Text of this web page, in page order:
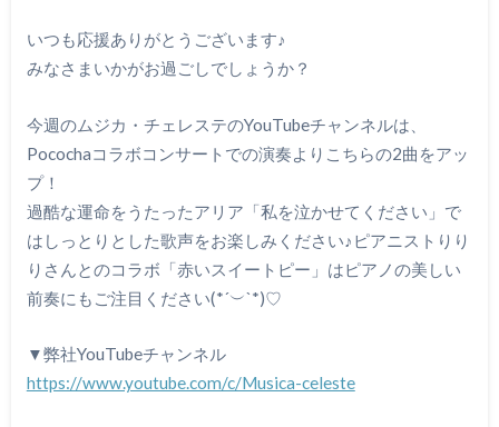
いつも応援ありがとうございます♪
みなさまいかがお過ごしでしょうか？
今週のムジカ・チェレステのYouTubeチャンネルは、
Pocochaコラボコンサートでの演奏よりこちらの2曲をアッ
プ！
過酷な運命をうたったアリア「私を泣かせてください」で
はしっとりとした歌声をお楽しみください♪ピアニストりり
りさんとのコラボ「赤いスイートピー」はピアノの美しい
前奏にもご注目ください(*´︶`*)♡
▼弊社YouTubeチャンネル
https://www.youtube.com/c/Musica-celeste